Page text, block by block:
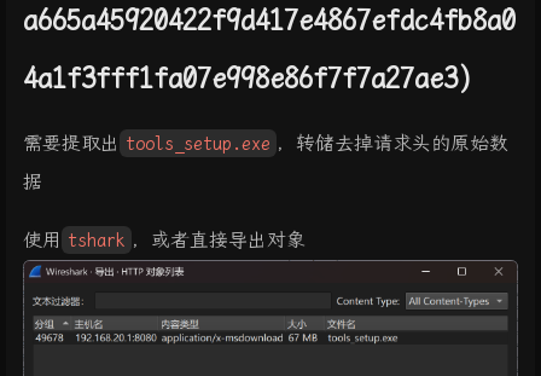
a665a45920422f9d417e4867efdc4fb8a0
4a1f3fff1fa07e998e86f7f7a27ae3)
需要提取出 tools_setup.exe ，转储去掉请求头的原始数
据
使用 tshark ，或者直接导出对象